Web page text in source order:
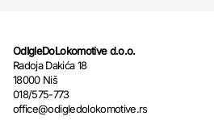
OdIgleDoLokomotive d.o.o.
Radoja Dakića 18
18000 Niš
018/575-773
office@odigledolokomotive.rs